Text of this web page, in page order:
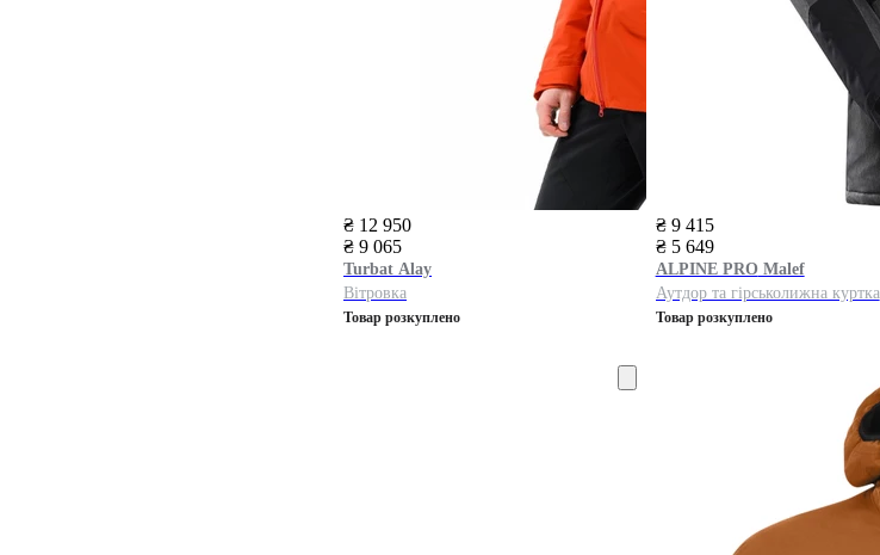
₴ 12 950
₴ 9 065
Turbat Alay
Вітровка
Товар розкуплено
₴ 9 415
₴ 5 649
ALPINE PROMalef
Аутдор та гірськолижна куртка
Товар розкуплено